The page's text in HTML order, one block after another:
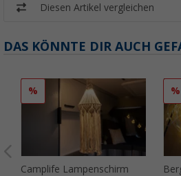
Diesen Artikel vergleichen
DAS KÖNNTE DIR AUCH
%
Camplife Lampenschirm
%